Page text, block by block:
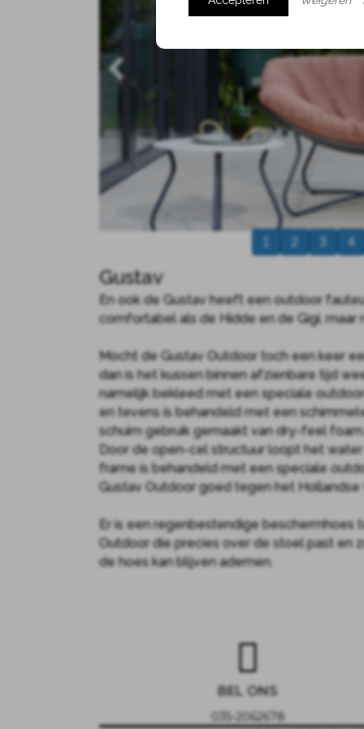
4
Gustav
En ook de Gustav heeft een outdoor
comfortabel als de Hidde en de Gigi, maar
Mocht de Gustav Outdoor toch een keer
dan is het kussen binnen afzienbare tijd
namelijk bekleed met een speciale
en tevens is behandeld met een
schuim gebruik gemaakt van dry-feel foam.
Door de open-cel structuur loopt het
frame is behandeld met een speciale
Gustav Outdoor goed tegen het Hollandse
Er is een regenbestendige beschermhoes
Outdoor die precies over de stoel past en
de hoes kan blijven ademen.
BEL ONS
035-2062678